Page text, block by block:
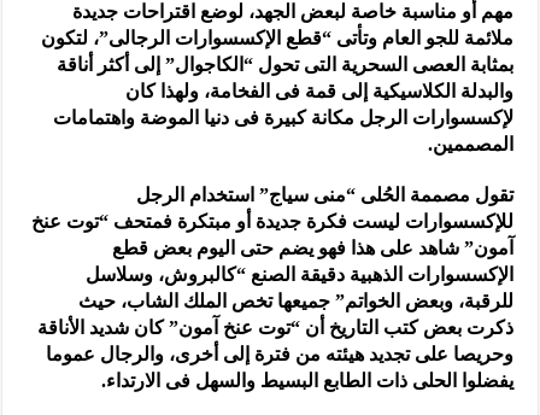
مهم أو مناسبة خاصة لبعض الجهد، لوضع اقتراحات جديدة
ملائمة للجو العام وتأتى “قطع الإكسسوارات الرجالى”، لتكون
بمثابة العصى السحرية التى تحول “الكاجوال” إلى أكثر أناقة
والبدلة الكلاسيكية إلى قمة فى الفخامة، ولهذا كان
لإكسسوارات الرجل مكانة كبيرة فى دنيا الموضة واهتمامات
المصممين.
تقول مصممة الحُلى “منى سياج” استخدام الرجل
للإكسسوارات ليست فكرة جديدة أو مبتكرة فمتحف “توت عنخ
آمون” شاهد على هذا فهو يضم حتى اليوم بعض قطع
الإكسسوارات الذهبية دقيقة الصنع “كالبروش، وسلاسل
للرقبة، وبعض الخواتم” جميعها تخص الملك الشاب، حيث
ذكرت بعض كتب التاريخ أن “توت عنخ آمون” كان شديد الأناقة
وحريصا على تجديد هيئته من فترة إلى أخرى، والرجال عموما
يفضلوا الحلى ذات الطابع البسيط والسهل فى الارتداء.